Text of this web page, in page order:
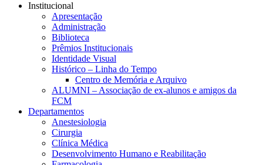
Institucional
Apresentação
Administração
Biblioteca
Prêmios Institucionais
Identidade Visual
Histórico – Linha do Tempo
Centro de Memória e Arquivo
ALUMNI – Associação de ex-alunos e amigos da
FCM
Departamentos
Anestesiologia
Cirurgia
Clínica Médica
Desenvolvimento Humano e Reabilitação